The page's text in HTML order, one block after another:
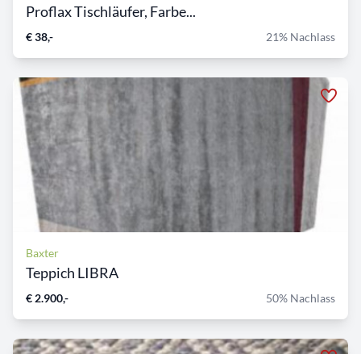
Proflax Tischläufer, Farbe...
€ 38,- 21% Nachlass
Baxter
Teppich LIBRA
€ 2.900,- 50% Nachlass